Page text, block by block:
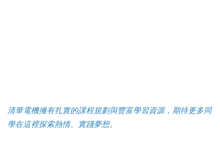
清華電機擁有扎實的課程規劃與豐富學習資源，期待更多同
學在這裡探索熱情、實踐夢想。